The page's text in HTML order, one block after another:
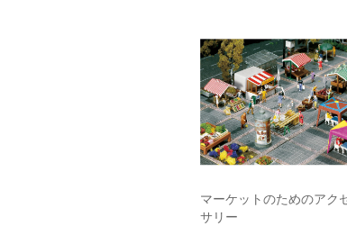
マーケットのためのアク
サリー